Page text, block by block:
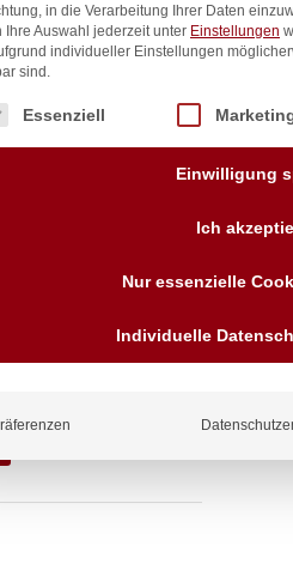
in die Verarbeitung Ihrer Daten
Ihre Auswahl jederzeit unter Einstellungen
individueller Einstellungen
sind.
eine Liste der Service-Gruppen,
Essenziell
Einwilligung
Ich
Nur essenzielle
Individuelle